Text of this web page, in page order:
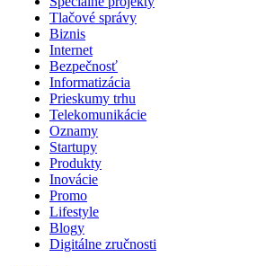
Tlačové správy
Biznis
Internet
Bezpečnosť
Informatizácia
Prieskumy trhu
Telekomunikácie
Oznamy
Startupy
Produkty
Inovácie
Promo
Lifestyle
Blogy
Digitálne zručnosti